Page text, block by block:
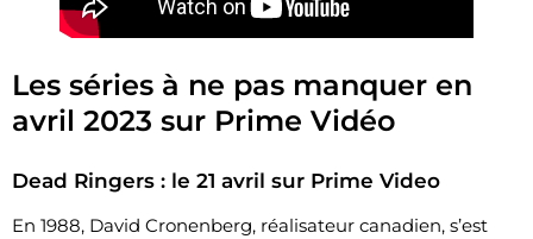
Les séries à ne pas manquer en
avril 2023 sur Prime Vidéo
Dead Ringers : le 21 avril sur Prime Video
En 1988, David Cronenberg, réalisateur canadien, s’est